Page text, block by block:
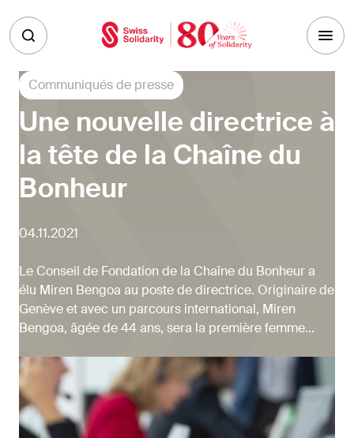
Communiqués de presse
Une nouvelle directrice à
la tête de la Chaîne du
Bonheur
04.11.2021
Le Conseil de Fondation de la Chaîne du Bonheur a
élu Miren Bengoa au poste de directrice. Originaire de
Genève et avec un parcours international, Miren
Bengoa, âgée de 44 ans, sera la première femme...